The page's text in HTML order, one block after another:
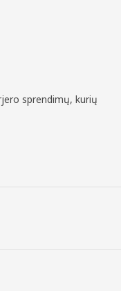
sprendimų, kurių